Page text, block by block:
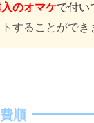
のオマケで付い
することができ
順